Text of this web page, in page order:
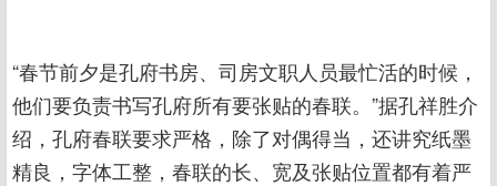
“春节前夕是孔府书房、司房文职人员最忙活的时候，
他们要负责书写孔府所有要张贴的春联。”据孔祥胜介
绍，孔府春联要求严格，除了对偶得当，还讲究纸墨
精良，字体工整，春联的长、宽及张贴位置都有着严